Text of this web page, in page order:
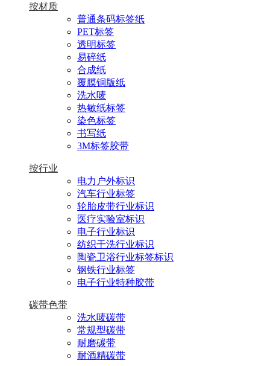
按材质
普通条码标签纸
PET标签
透明标签
易碎纸
合成纸
覆膜铜版纸
洗水唛
热敏纸标签
染色标签
书写纸
3M标签胶带
按行业
电力户外标识
汽车行业标签
轮胎皮带行业标识
医疗实验室标识
电子行业标识
纺织干洗行业标识
陶瓷卫浴行业标签标识
钢铁行业标签
电子行业特种胶带
碳带色带
洗水唛碳带
常规型碳带
耐磨碳带
耐酒精碳带